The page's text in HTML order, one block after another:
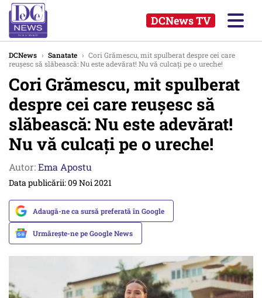
DCNews TV
DCNews › Sanatate › Cori Grămescu, mit spulberat despre cei care
reușesc să slăbească: Nu este adevărat! Nu vă culcați pe o ureche!
Cori Grămescu, mit spulberat
despre cei care reușesc să
slăbească: Nu este adevărat!
Nu vă culcați pe o ureche!
Autor:Ema Apostu
Data publicării: 09 Noi 2021
Adaugă-ne ca sursă preferată în Google
Urmărește-ne pe Google News